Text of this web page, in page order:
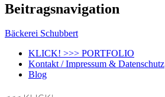
Beitragsnavigation
Bäckerei Schubbert
KLICK! >>> PORTFOLIO
Kontakt / Impressum & Datenschutz
Blog